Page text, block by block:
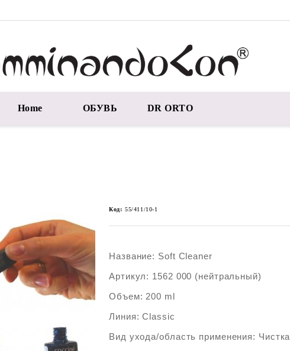
Home ОБУВЬ DR ORTO
Код: 55/411/10-1
Название: Soft Cleaner
Артикул: 1562 000 (нейтральный)
Объем: 200 ml
Линия: Classic
Вид ухода/область применения: Чистка